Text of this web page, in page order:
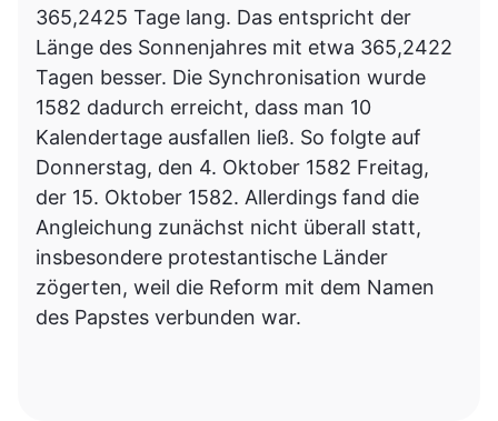
365,2425 Tage lang. Das entspricht der
Länge des Sonnenjahres mit etwa 365,2422
Tagen besser. Die Synchronisation wurde
1582 dadurch erreicht, dass man 10
Kalendertage ausfallen ließ. So folgte auf
Donnerstag, den 4. Oktober 1582 Freitag,
der 15. Oktober 1582. Allerdings fand die
Angleichung zunächst nicht überall statt,
insbesondere protestantische Länder
zögerten, weil die Reform mit dem Namen
des Papstes verbunden war.